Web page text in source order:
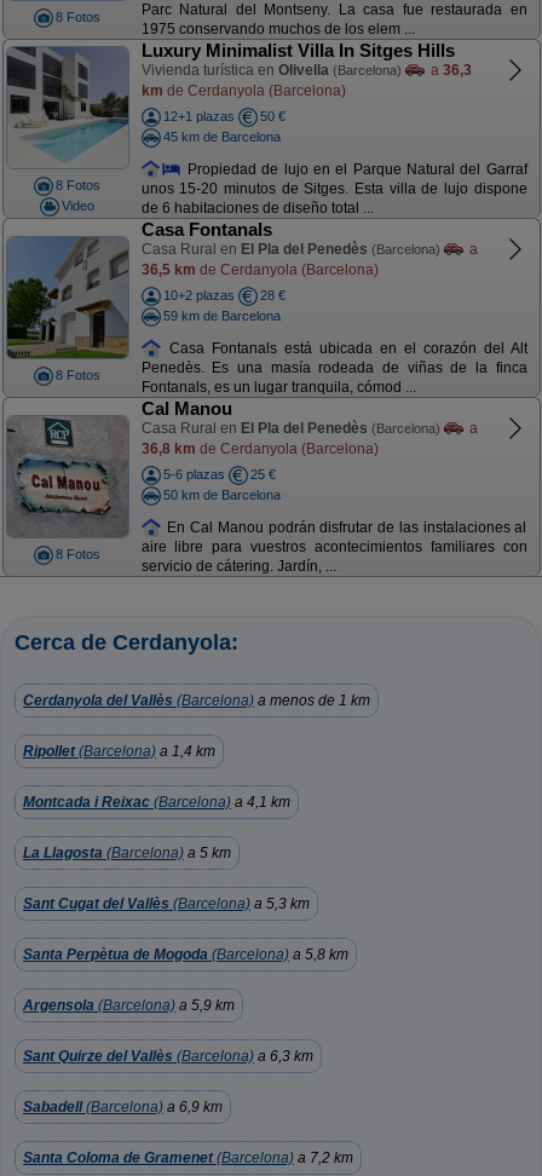
8 Fotos
Parc Natural del Montseny. La casa fue restaurada en
1975 conservando muchos de los elem ...
8 Fotos
Video
Luxury Minimalist Villa In Sitges Hills
Vivienda turística en Olivella (Barcelona) a 36,3
km de Cerdanyola (Barcelona)
12+1 plazas
50 €
45 km de Barcelona
Propiedad de lujo en el Parque Natural del Garraf
unos 15-20 minutos de Sitges. Esta villa de lujo dispone
de 6 habitaciones de diseño total ...
8 Fotos
Casa Fontanals
Casa Rural en El Pla del Penedès (Barcelona)
a
36,5 km de Cerdanyola (Barcelona)
10+2 plazas
28 €
59 km de Barcelona
Casa Fontanals está ubicada en el corazón del Alt
Penedès. Es una masía rodeada de viñas de la finca
Fontanals, es un lugar tranquila, cómod ...
8 Fotos
Cal Manou
Casa Rural en El Pla del Penedès (Barcelona)
a
36,8 km de Cerdanyola (Barcelona)
5-6 plazas
25 €
50 km de Barcelona
En Cal Manou podrán disfrutar de las instalaciones al
aire libre para vuestros acontecimientos familiares con
servicio de cátering. Jardín, ...
Cerca de Cerdanyola:
Cerdanyola del Vallès (Barcelona) a menos de 1 km
Ripollet(Barcelona) a 1,4 km
Montcada i Reixac (Barcelona) a 4,1 km
La Llagosta (Barcelona) a 5 km
Sant Cugat del Vallès (Barcelona) a 5,3 km
Santa Perpètua de Mogoda (Barcelona) a 5,8 km
Argensola (Barcelona) a 5,9 km
Sant Quirze del Vallès (Barcelona) a 6,3 km
Sabadell(Barcelona) a 6,9 km
Santa Coloma de Gramenet(Barcelona) a 7,2 km